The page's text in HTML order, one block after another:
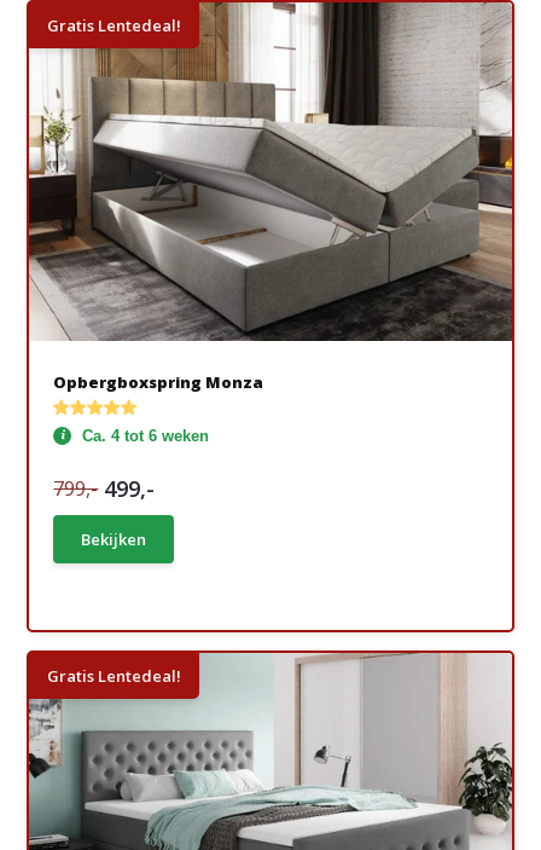
Gratis Lentedeal!
Opbergboxspring Monza
Ca. 4 tot 6 weken
799,- 499,-
Bekijken
Gratis Lentedeal!